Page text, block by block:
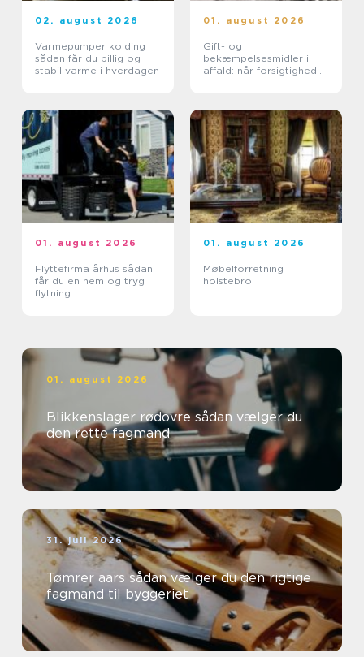
02. august 2026
Varmepumper kolding
sådan får du billig og
stabil varme i hverdagen
01. august 2026
Gift- og
bekæmpelsesmidler i
affald: når forsigtighed
01. august 2026
Flyttefirma århus sådan
får du en nem og tryg
flytning
01. august 2026
Møbelforretning
holstebro
01. august 2026
Blikkenslager rødovre sådan vælger du
den rette fagmand
31. juli 2026
Tømrer aars sådan vælger du den rigtige
fagmand til byggeriet